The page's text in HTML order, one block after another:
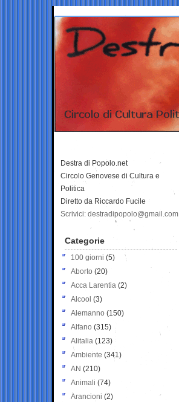
Destra di Popolo.net
Circolo Genovese di Cultura e
Politica
Diretto da Riccardo Fucile
Scrivici: destradipopolo@gmail.com
Categorie
100 giorni (5)
Aborto (20)
Acca Larentia (2)
Alcool (3)
Alemanno (150)
Alfano (315)
Alitalia (123)
Ambiente (341)
AN (210)
Animali (74)
Arancioni (2)